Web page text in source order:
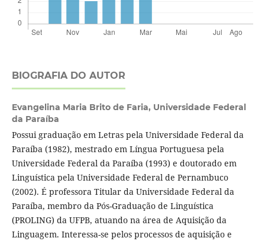
BIOGRAFIA DO AUTOR
Evangelina Maria Brito de Faria, Universidade Federal
da Paraíba
Possui graduação em Letras pela Universidade Federal da
Paraíba (1982), mestrado em Língua Portuguesa pela
Universidade Federal da Paraíba (1993) e doutorado em
Linguística pela Universidade Federal de Pernambuco
(2002). É professora Titular da Universidade Federal da
Paraíba, membro da Pós-Graduação de Linguística
(PROLING) da UFPB, atuando na área de Aquisição da
Linguagem. Interessa-se pelos processos de aquisição e